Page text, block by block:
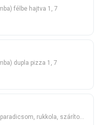
félbe hajtva 1, 7
dupla pizza 1, 7